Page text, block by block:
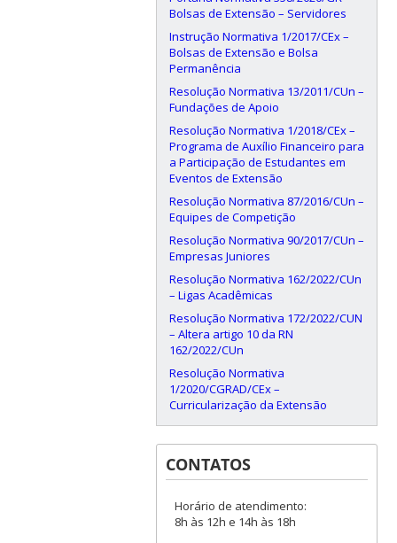
Bolsas de Extensão – Servidores
Instrução Normativa 1/2017/CEx –
Bolsas de Extensão e Bolsa
Permanência
Resolução Normativa 13/2011/CUn –
Fundações de Apoio
Resolução Normativa 1/2018/CEx –
Programa de Auxílio Financeiro para
a Participação de Estudantes em
Eventos de Extensão
Resolução Normativa 87/2016/CUn –
Equipes de Competição
Resolução Normativa 90/2017/CUn –
Empresas Juniores
Resolução Normativa 162/2022/CUn
– Ligas Acadêmicas
Resolução Normativa 172/2022/CUN
– Altera artigo 10 da RN
162/2022/CUn
Resolução Normativa
1/2020/CGRAD/CEx –
Curricularização da Extensão
CONTATOS
Horário de atendimento:
8h às 12h e 14h às 18h